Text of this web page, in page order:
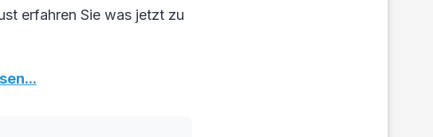
erfahren Sie was jetzt zu